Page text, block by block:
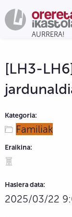
[LH3-
Kategoria:
Familiak
Eraikina:
Hasiera data:
2025/03/22